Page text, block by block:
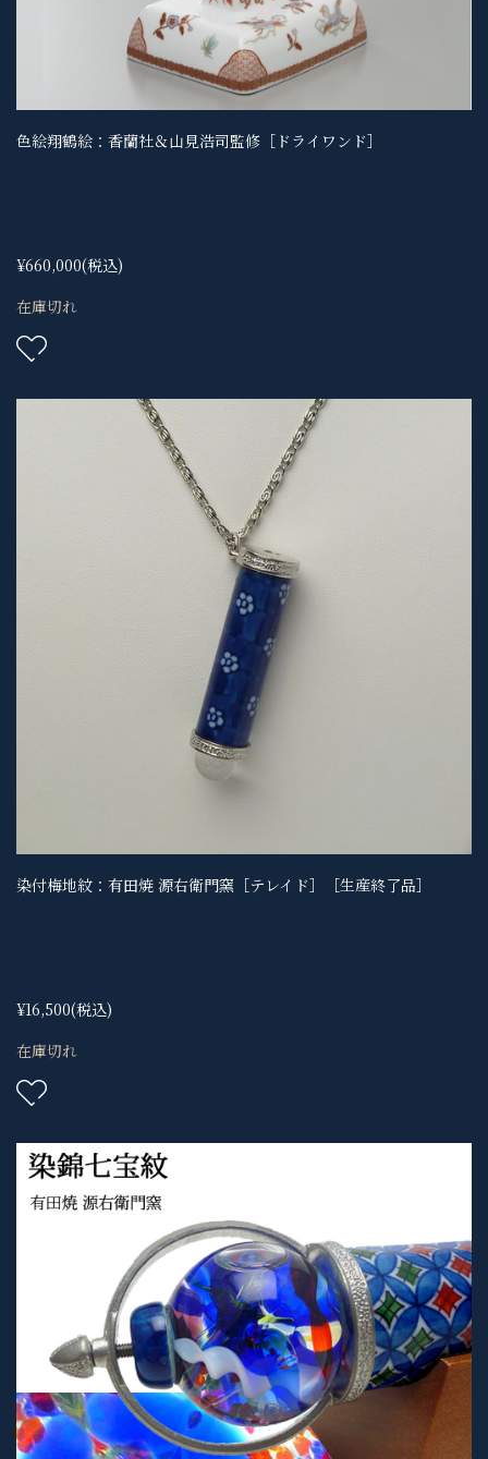
色絵翔鶴絵：香蘭社＆山見浩司監修［ドライワンド］
¥660,000(税込)
在庫切れ
染付梅地紋：有田焼 源右衛門窯［テレイド］［生産終了品］
¥16,500(税込)
在庫切れ